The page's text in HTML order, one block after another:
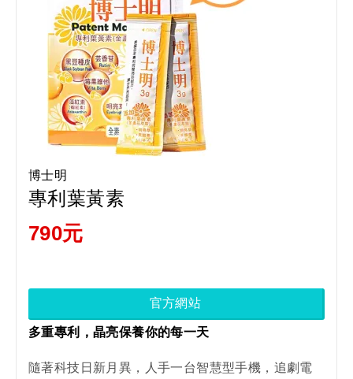
博士明
專利葉黃素
790元
官方網站
多重專利，晶亮保養你的每一天
隨著科技日新月異，人手一台智慧型手機，追劇電